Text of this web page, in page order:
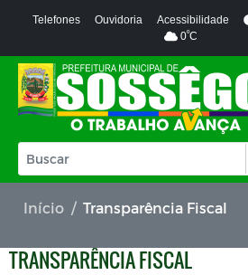
Telefones Ouvidoria Acessibilidade
0ºC
Início Transparência Fiscal
TRANSPARÊNCIA FISCAL